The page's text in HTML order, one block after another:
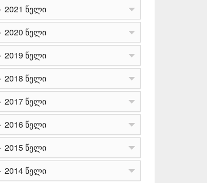
2021 წელი
2020 წელი
2019 წელი
2018 წელი
2017 წელი
2016 წელი
2015 წელი
2014 წელი